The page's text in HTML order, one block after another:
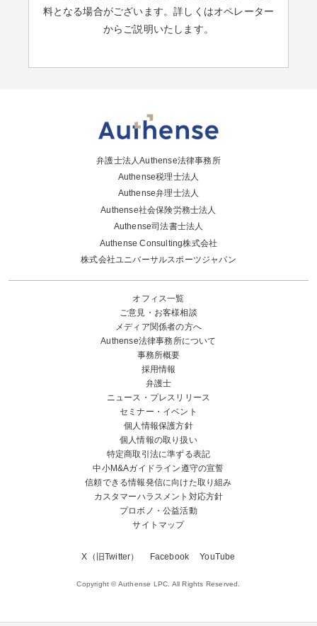
料となる場合がございます。詳しくはオペレーター
からご説明いたします。
弁護士法人Authense法律事務所
Authense税理士法人
Authense弁理士法人
Authense社会保険労務士法人
Authense司法書士法人
Authense Consulting株式会社
株式会社ユニバーサルスポーツジャパン
オフィス一覧
ご意見・お客様相談
メディア関係者の方へ
Authense法律事務所について
事務所概要
採用情報
弁護士
ニュース・プレスリリース
セミナー・イベント
個人情報保護方針
個人情報の取り扱い
特定商取引法に準ずる表記
中小M&Aガイドライン遵守の宣誓
信頼できる情報発信に向けた取り組み
カスタマーハラスメント対応方針
プロボノ・公益活動
サイトマップ
X（旧Twitter） Facebook YouTube
Copyright © Authense LPC. All Rights Reserved.